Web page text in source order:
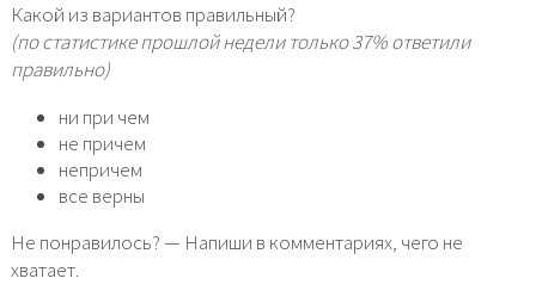
Какой из вариантов правильный?
(по статистике прошлой недели только 37% ответили
правильно)
ни при чем
не причем
непричем
все верны
Не понравилось? — Напиши в комментариях, чего не
хватает.